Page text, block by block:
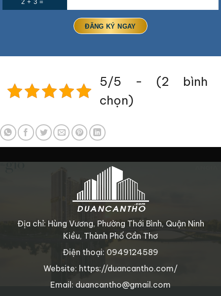
2 + 3 =
5/5 - (2 bình
chọn)
Địa chỉ: Hùng Vương, Phường Thới Bình, Quận Ninh
Kiều, Thành Phố Cần Thơ
Điện thoại: 0949124589
Website: https://duancantho.com/
Email: duancantho@gmail.com